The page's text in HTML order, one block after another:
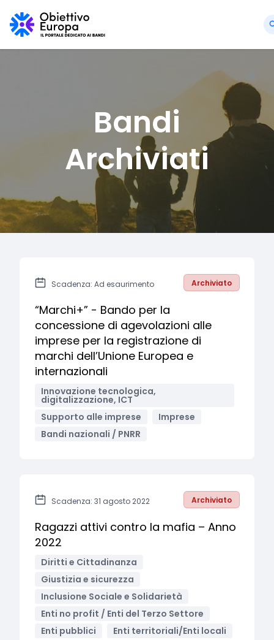
Bandi
Archiviati
Scadenza: Ad esaurimento Archiviato
“Marchi+” - Bando per la
concessione di agevolazioni alle
imprese per la registrazione di
marchi dell’Unione Europea e
internazionali
Innovazione tecnologica,
digitalizzazione, ICT
Supporto alle imprese
Imprese
Bandi nazionali / PNRR
Scadenza: 31 agosto 2022 Archiviato
Ragazzi attivi contro la mafia – Anno
2022
Diritti e Cittadinanza
Giustizia e sicurezza
Inclusione Sociale e Solidarietà
Enti no profit / Enti del Terzo Settore
Enti pubblici
Enti territoriali/Enti locali